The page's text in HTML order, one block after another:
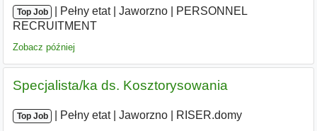
Top Job Pełny etat| Jaworzno
PERSONNEL
RECRUITMENT
Zobacz później
Specjalista/ka ds. Kosztorysowania
Top Job Pełny etat| Jaworzno RISER.domy